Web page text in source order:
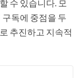
수 있습니다. 모
독에 중점을 두
추진하고 지속적